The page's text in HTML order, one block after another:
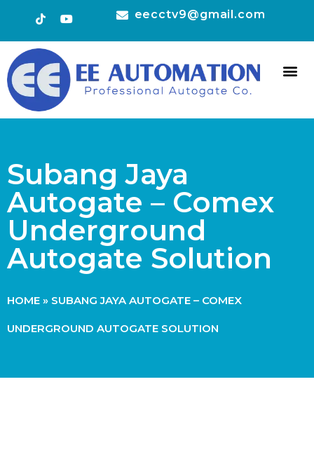
eecctv9@gmail.com
Subang Jaya
Autogate – Comex
Underground
Autogate Solution
HOME » SUBANG JAYA AUTOGATE – COMEX
UNDERGROUND AUTOGATE SOLUTION